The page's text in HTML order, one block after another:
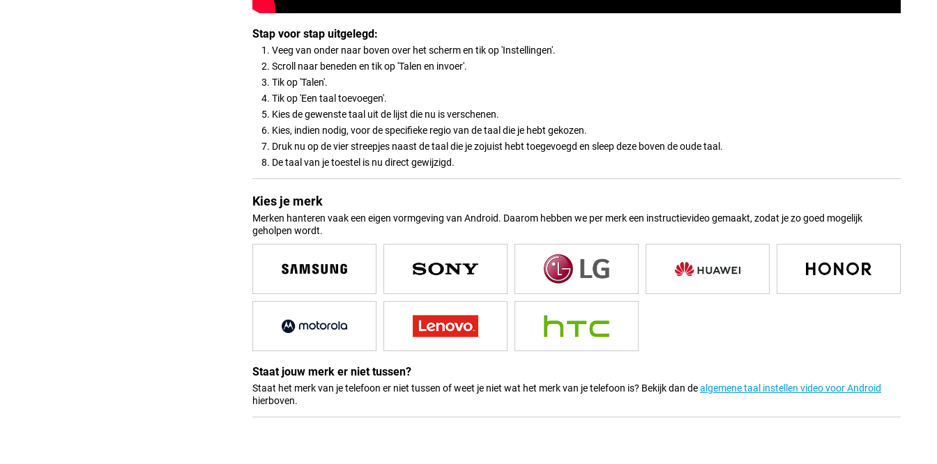
Stap voor stap uitgelegd:
Veeg van onder naar boven over het scherm en tik op 'Instellingen'.
Scroll naar beneden en tik op 'Talen en invoer'.
Tik op 'Talen'.
Tik op 'Een taal toevoegen'.
Kies de gewenste taal uit de lijst die nu is verschenen.
Kies, indien nodig, voor de specifieke regio van de taal die je hebt gekozen.
Druk nu op de vier streepjes naast de taal die je zojuist hebt toegevoegd en sleep deze boven de oude taal.
De taal van je toestel is nu direct gewijzigd.
Kies je merk
Merken hanteren vaak een eigen vormgeving van Android. Daarom hebben we per merk een instructievideo gemaakt, zodat je zo goed mogelijk
geholpen wordt.
Staat jouw merk er niet tussen?
Staat het merk van je telefoon er niet tussen of weet je niet wat het merk van je telefoon is? Bekijk dan dealgemene taal instellen video voor Android
hierboven.